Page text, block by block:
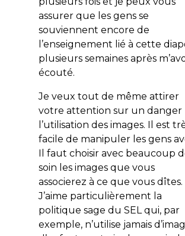
assurer que les gens se
souviennent encore de
l’enseignement lié à cette
plusieurs semaines après
écouté.
Je veux tout de même attirer
votre attention sur un danger
l’utilisation des images. Il est
facile de manipuler les gens
Il faut choisir avec beaucoup
soin les images que vous
associerez à ce que vous dîtes.
J’aime particulièrement la
politique sage du SEL qui, par
exemple, n’utilise jamais